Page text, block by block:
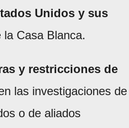
Unidos y sus
Casa Blanca.
y restricciones de
las investigaciones de
o de aliados